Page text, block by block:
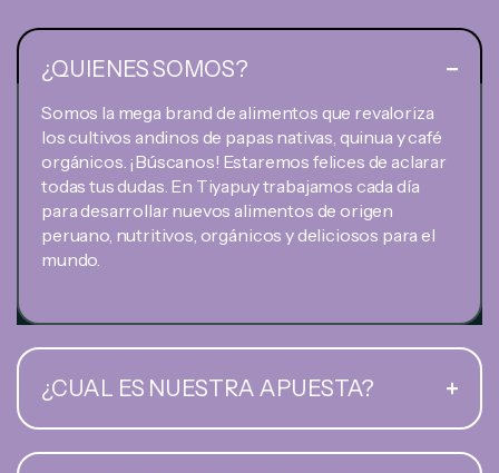
¿QUIENES SOMOS?
Somos la mega brand de alimentos que revaloriza
los cultivos andinos de papas nativas, quinua y café
orgánicos. ¡Búscanos! Estaremos felices de aclarar
todas tus dudas. En Tiyapuy trabajamos cada día
para desarrollar nuevos alimentos de origen
peruano, nutritivos, orgánicos y deliciosos para el
mundo.
¿CUAL ES NUESTRA APUESTA?